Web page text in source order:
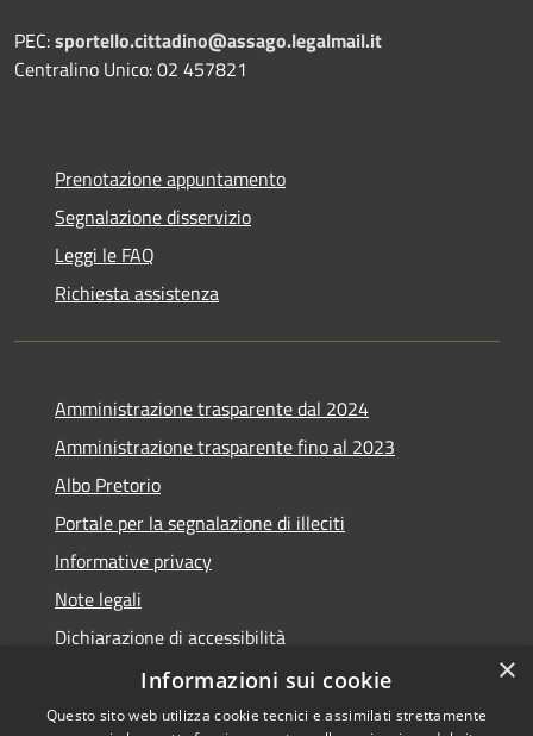
PEC:sportello.cittadino@assago.legalmail.it
Centralino Unico: 02 457821
Prenotazione appuntamento
Segnalazione disservizio
Leggi le FAQ
Richiesta assistenza
Amministrazione trasparente dal 2024
Amministrazione trasparente fino al 2023
Albo Pretorio
Portale per la segnalazione di illeciti
Informative privacy
Note legali
Dichiarazione di accessibilità
Segnalazioni di inaccessibilità
×
Informazioni sui cookie
Questo sito web utilizza cookie tecnici e assimilati strettamente